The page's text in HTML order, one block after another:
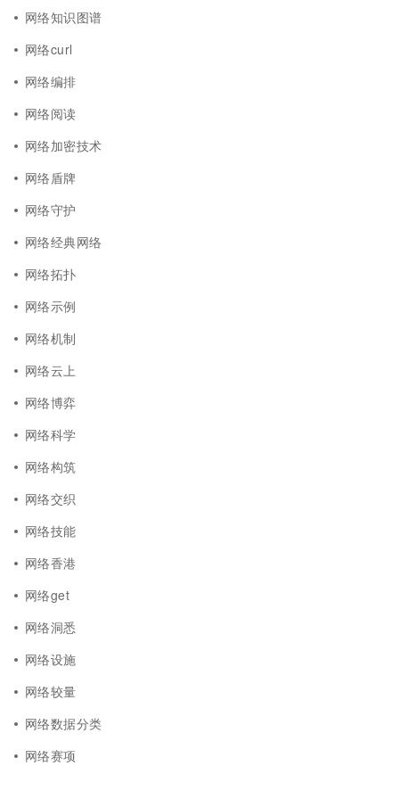
网络知识图谱
网络curl
网络编排
网络阅读
网络加密技术
网络盾牌
网络守护
网络经典网络
网络拓扑
网络示例
网络机制
网络云上
网络博弈
网络科学
网络构筑
网络交织
网络技能
网络香港
网络get
网络洞悉
网络设施
网络较量
网络数据分类
网络赛项